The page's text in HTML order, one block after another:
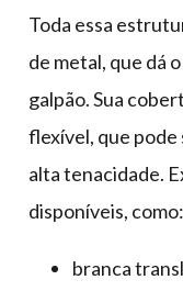
Toda essa
de metal, que dá
galpão. Sua
flexível, que
alta tenacidade.
disponíveis, como:
branca